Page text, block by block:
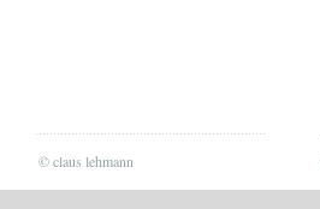
© claus lehmann